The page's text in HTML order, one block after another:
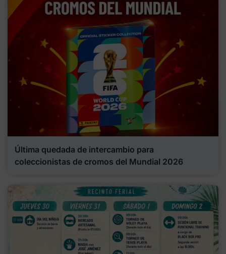
Última quedada de intercambio para
coleccionistas de cromos del Mundial 2026